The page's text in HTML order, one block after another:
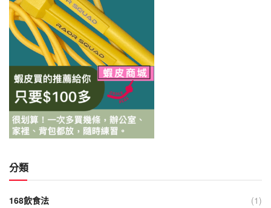
分類
168飲食法
(1)